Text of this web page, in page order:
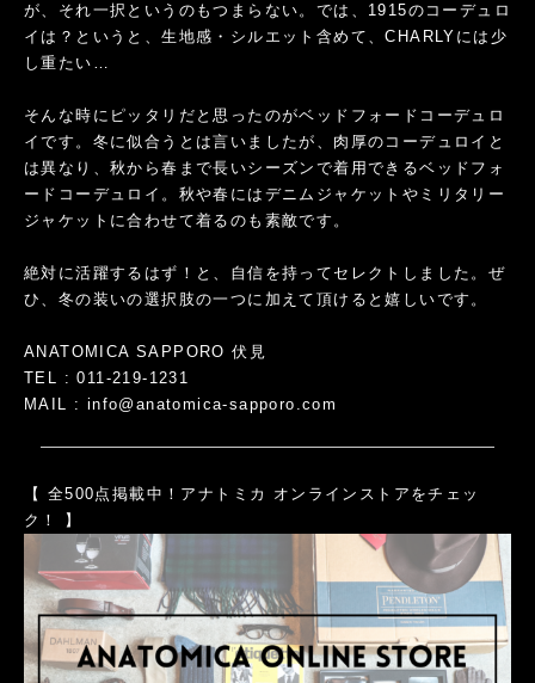
が、それ一択というのもつまらない。では、1915のコーデュロ
イは？というと、生地感・シルエット含めて、CHARLYには少
し重たい…
そんな時にピッタリだと思ったのがベッドフォードコーデュロ
イです。冬に似合うとは言いましたが、肉厚のコーデュロイと
は異なり、秋から春まで長いシーズンで着用できるベッドフォ
ードコーデュロイ。秋や春にはデニムジャケットやミリタリー
ジャケットに合わせて着るのも素敵です。
絶対に活躍するはず！と、自信を持ってセレクトしました。ぜ
ひ、冬の装いの選択肢の一つに加えて頂けると嬉しいです。
ANATOMICA SAPPORO 伏見
TEL : 011-219-1231
MAIL : info@anatomica-sapporo.com
【 全500点掲載中！アナトミカ オンラインストアをチェッ
ク！ 】